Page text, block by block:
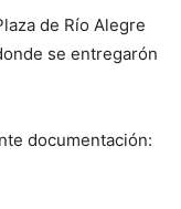
de Río Alegre
se entregarón
documentación: